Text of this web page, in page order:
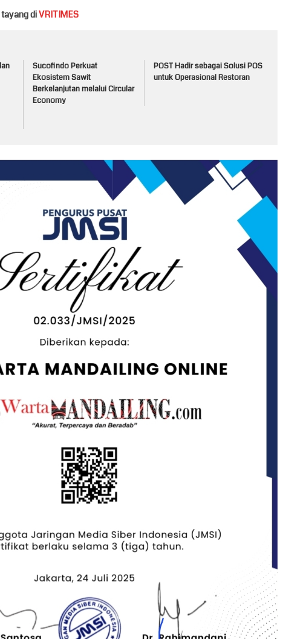
diVRITIMES
Sucofindo Perkuat
Ekosistem Sawit
Berkelanjutan melalui Circular
Economy
POST Hadir sebagai Solusi POS
untuk Operasional Restoran